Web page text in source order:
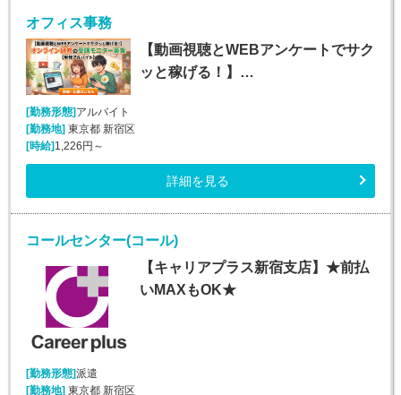
オフィス事務
【動画視聴とWEBアンケートでサク
ッと稼げる！】…
[勤務形態] アルバイト
[勤務地] 東京都 新宿区
[時給] 1,226円～
詳細を見る
コールセンター(コール)
【キャリアプラス新宿支店】★前払
いMAXもOK★
[勤務形態]派遣
[勤務地] 東京都 新宿区